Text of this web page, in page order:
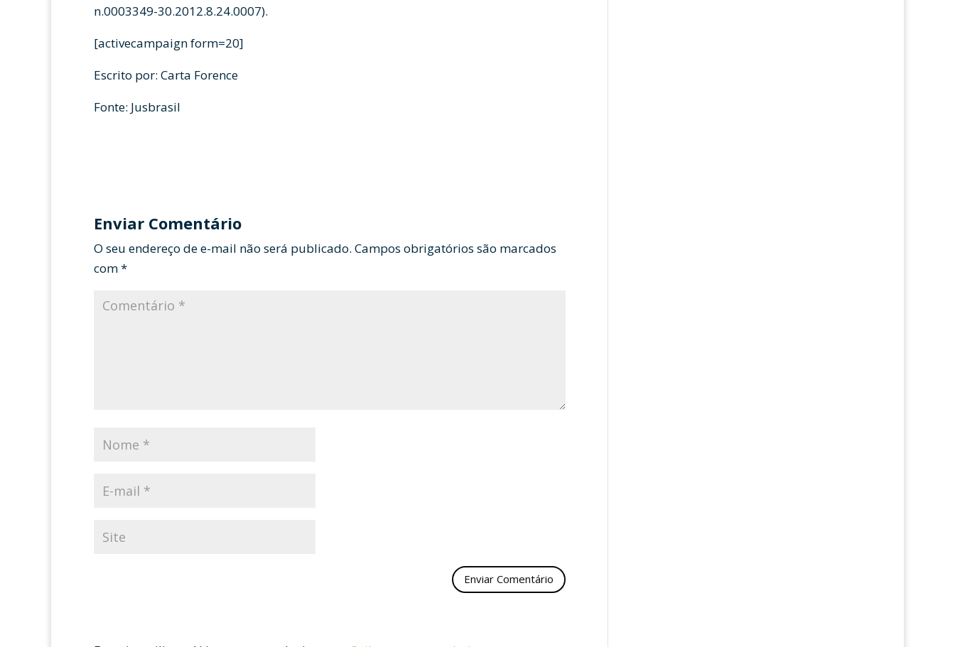
n.0003349-30.2012.8.24.0007).
[activecampaign form=20]
Escrito por: Carta Forence
Fonte: Jusbrasil
Enviar Comentário
O seu endereço de e-mail não será publicado. Campos obrigatórios são marcados
com*